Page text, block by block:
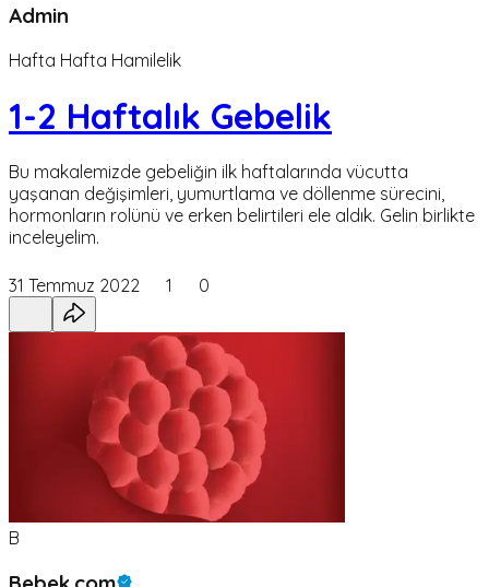
Admin
Hafta Hafta Hamilelik
1-2 Haftalık Gebelik
Bu makalemizde gebeliğin ilk haftalarında vücutta
yaşanan değişimleri, yumurtlama ve döllenme sürecini,
hormonların rolünü ve erken belirtileri ele aldık. Gelin birlikte
inceleyelim.
31 Temmuz 2022 1 0
B